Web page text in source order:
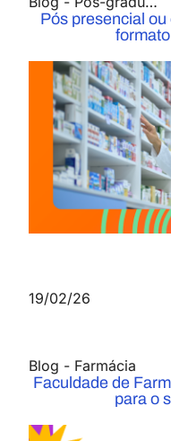
Pós presencial
19/02/26
Blog - Farmácia
Faculdade de
para o